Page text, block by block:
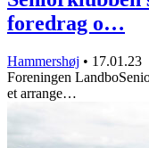
foredrag o…
Hammershøj • 17.01.23
Foreningen
et arrange…